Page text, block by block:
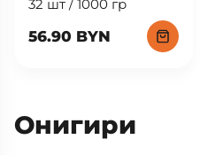
32 шт / 1000 гр
56.90 BYN
Онигири